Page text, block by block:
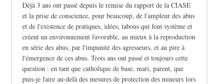
Déjà 3 ans ont passé depuis le remise du rapport de la CIASE
et la prise de conscience, pour beaucoup, de l'ampleur des abus
et de l'existence de pratiques, idées, tabous qui font système et
créent un environnement favorable, au mieux à la reproduction
en série des abus, par l'impunité des agresseurs, et au pire à
l'émergence de ces abus. Trois ans ont passé et toujours cette
question : en tant que catholique de base, mari, parent, que
puis-je faire au-delà des mesures de protection des mineurs lors